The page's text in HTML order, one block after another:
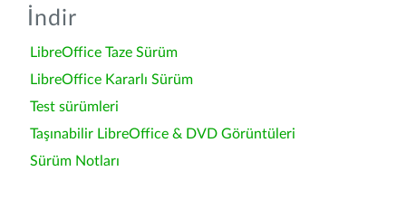
İndir
LibreOffice Taze Sürüm
LibreOffice Kararlı Sürüm
Test sürümleri
Taşınabilir LibreOffice & DVD Görüntüleri
Sürüm Notları